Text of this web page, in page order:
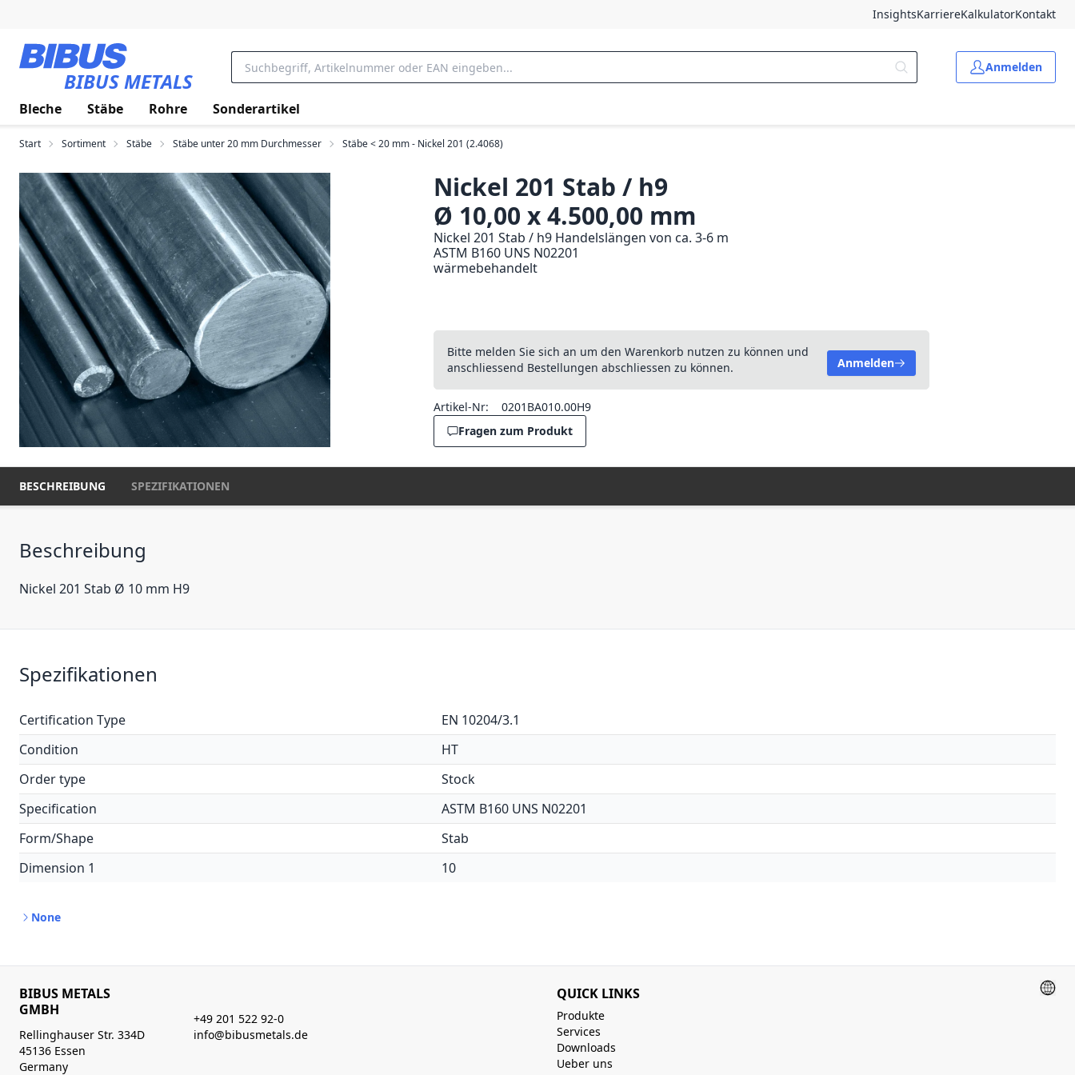
InsightsKarriereKalkulatorKontakt
BIBUS METALS
Anmelden
Bleche Stäbe Rohre Sonderartikel
Start Sortiment Stäbe Stäbe unter 20 mm Durchmesser Stäbe < 20 mm - Nickel 201 (2.4068)
Nickel 201 Stab / h9
Ø 10,00 x 4.500,00 mm
Nickel 201 Stab / h9 Handelslängen von ca. 3-6 m
ASTM B160 UNS N02201
wärmebehandelt
Bitte melden Sie sich an um den Warenkorb nutzen zu können und
anschliessend Bestellungen abschliessen zu können.
Anmelden
Artikel-Nr:
0201BA010.00H9
Fragen zum Produkt
BESCHREIBUNG SPEZIFIKATIONEN
Beschreibung
Nickel 201 Stab Ø 10 mm H9
Spezifikationen
Certification Type
EN 10204/3.1
Condition
HT
Order type
Stock
Specification
ASTM B160 UNS N02201
Form/Shape
Stab
Dimension 1
10
None
BIBUS METALS
GMBH
Rellinghauser Str. 334D
45136 Essen
Germany
+49 201 522 92-0
info@bibusmetals.de
QUICK LINKS
Produkte
Services
Downloads
Ueber uns